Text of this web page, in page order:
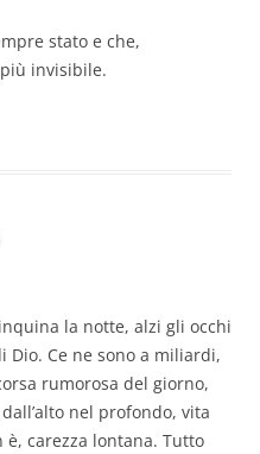
stato e che,
invisibile.
la notte, alzi gli occhi
Dio. Ce ne sono a miliardi,
rumorosa del giorno,
nel profondo, vita
carezza lontana. Tutto